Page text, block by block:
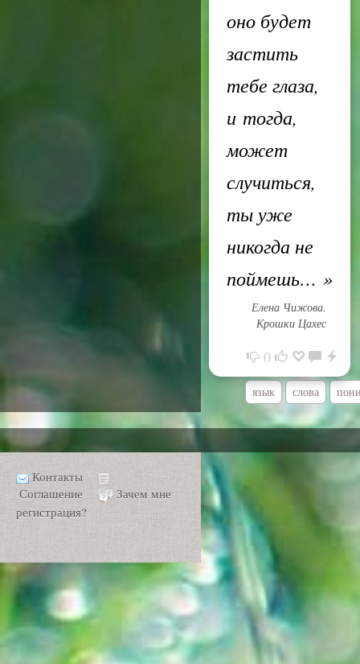
оно будет
застить
тебе глаза,
и тогда,
может
случиться,
ты уже
никогда не
поймешь… »
Елена Чижова.
Крошки Цахес
0
язык слова
Контакты
Соглашение
Зачем мне
регистрация?